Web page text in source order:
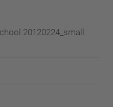
20120224_small